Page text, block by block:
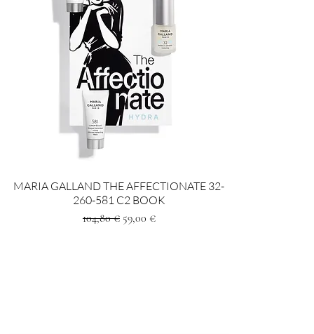
MARIA GALLAND THE AFFECTIONATE 32-
260-581 C2 BOOK
Standardpreis
104,80 € Sale-Preis
59,00 €